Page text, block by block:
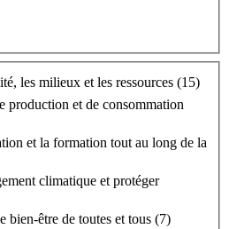
les milieux et les ressources (15)
production et de consommation
et la formation tout au long de la
climatique et protéger
bien-être de toutes et tous (7)